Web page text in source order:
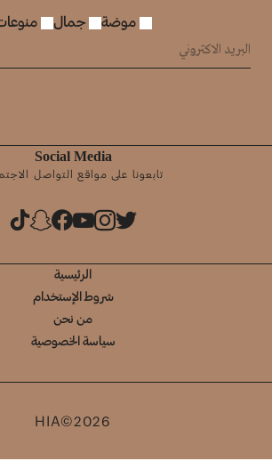
موضة جمال منوعات
Social Media
تابعونا على مواقع التواصل الاجتماعي
الرئيسية
شروط الإستخدام
من نحن
سياسة الخصوصية
HIA©2026